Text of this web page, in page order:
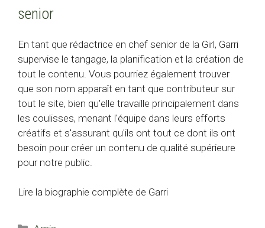
senior
En tant que rédactrice en chef senior de la Girl, Garri
supervise le tangage, la planification et la création de
tout le contenu. Vous pourriez également trouver
que son nom apparaît en tant que contributeur sur
tout le site, bien qu'elle travaille principalement dans
les coulisses, menant l'équipe dans leurs efforts
créatifs et s'assurant qu'ils ont tout ce dont ils ont
besoin pour créer un contenu de qualité supérieure
pour notre public.
Lire la biographie complète de Garri